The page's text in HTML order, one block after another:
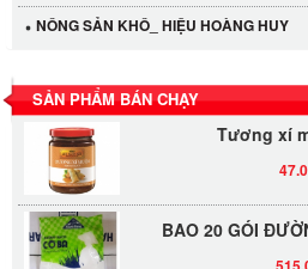
NÔNG SẢN KHÔ_ HIỆU HOÀNG HUY
SẢN PHẨM BÁN CHẠY
LỐC 12 HỦ
Tương xí
BAO 20 GÓI